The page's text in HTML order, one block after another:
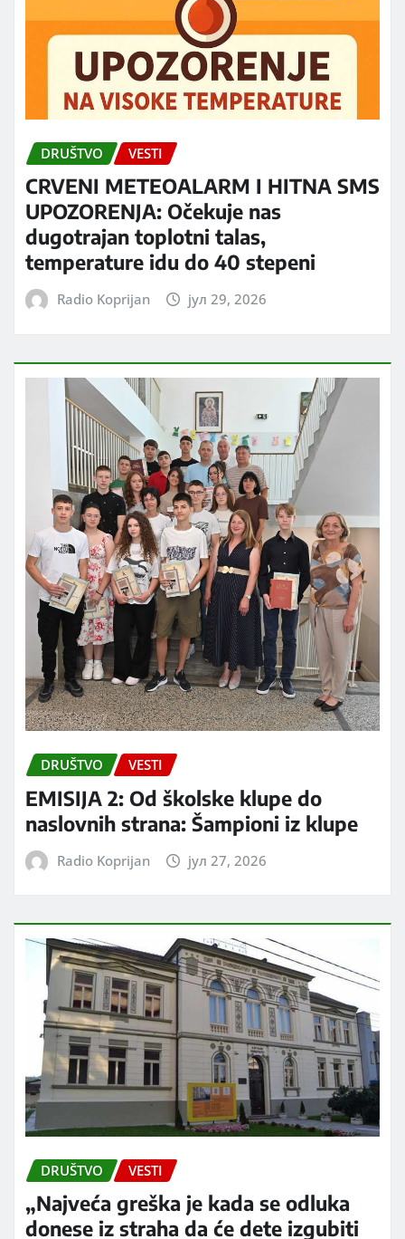
DRUŠTVO VESTI
CRVENI METEOALARM I HITNA SMS
UPOZORENJA: Očekuje nas
dugotrajan toplotni talas,
temperature idu do 40 stepeni
Radio Koprijan јул 29, 2026
DRUŠTVO VESTI
EMISIJA 2: Od školske klupe do
naslovnih strana: Šampioni iz klupe
Radio Koprijan јул 27, 2026
DRUŠTVO VESTI
„Najveća greška je kada se odluka
donese iz straha da će dete izgubiti